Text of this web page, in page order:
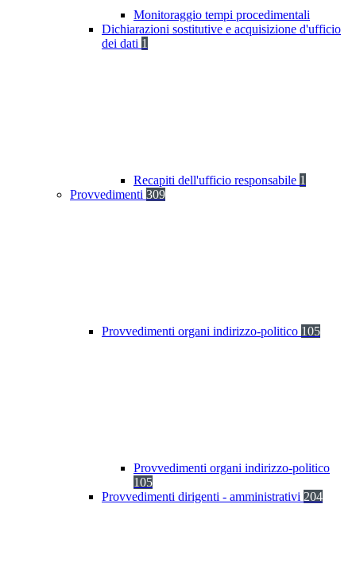
Monitoraggio tempi procedimentali
Dichiarazioni sostitutive e acquisizione d'ufficio
dei dati 1
Recapiti dell'ufficio responsabile 1
Provvedimenti 309
Provvedimenti organi indirizzo-politico 105
Provvedimenti organi indirizzo-politico
105
Provvedimenti dirigenti - amministrativi 204